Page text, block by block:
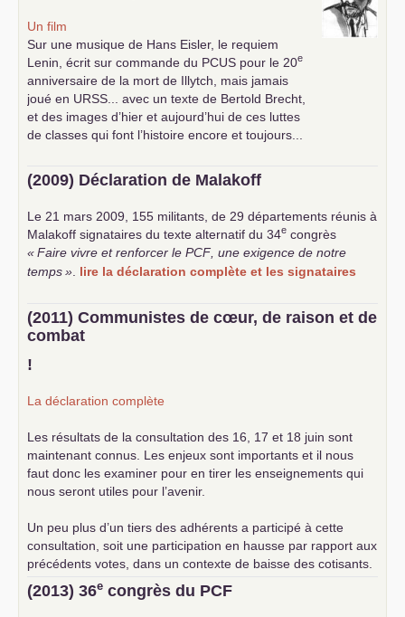
Un film
Sur une musique de Hans Eisler, le requiem
Lenin, écrit sur commande du PCUS pour le 20e
anniversaire de la mort de Illytch, mais jamais
joué en URSS ... avec un texte de Bertold Brecht,
et des images d’hier et aujourd’hui de ces luttes
de classes qui font l’histoire encore et toujours...
(2009) Déclaration de Malakoff
Le 21 mars 2009, 155 militants, de 29 départements réunis à
Malakoff signataires du texte alternatif du 34e congrès
«Faire vivre et renforcer le PCF , une exigence de notre
temps» lire la déclaration complète et les signataires
(2011) Communistes de cœur, de raison et de
combat
!
La déclaration complète
Les résultats de la consultation des 16, 17 et 18 juin sont
maintenant connus. Les enjeux sont importants et il nous
faut donc les examiner pour en tirer les enseignements qui
nous seront utiles pour l’avenir.
Un peu plus d’un tiers des adhérents a participé à cette
consultation, soit une participation en hausse par rapport aux
précédents votes, dans un contexte de baisse des cotisants.
... lire la suite
(2013) 36e congrès du PCF